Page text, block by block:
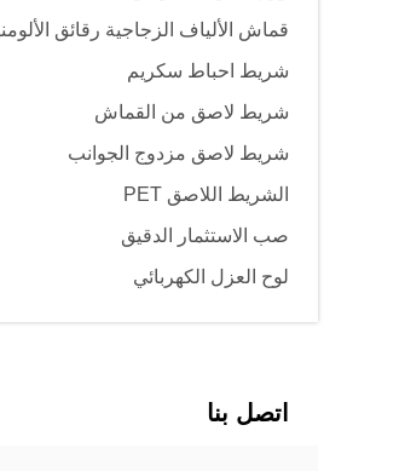
قماش الألياف الزجاجية رقائق
شريط احباط سكريم
شريط لاصق من القماش
شريط لاصق مزدوج الجوانب
الشريط اللاصق PET
صب الاستثمار الدقيق
لوح العزل الكهربائي
اتصل بنا